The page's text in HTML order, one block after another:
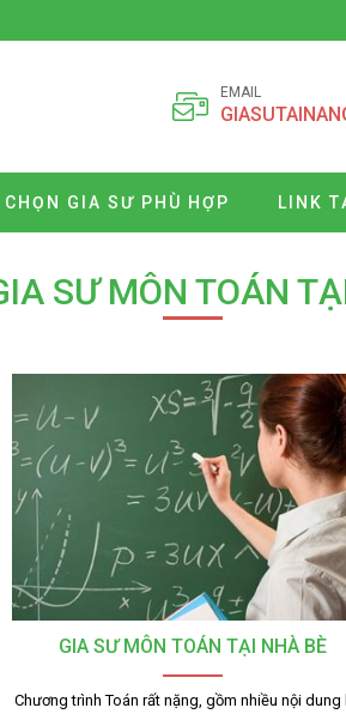
EMAIL
CHỌN GIA SƯ PHÙ HỢP LINK
SƯ MÔN TOÁN
GIA SƯ MÔN TOÁN TẠI NHÀ BÈ
Chương trình Toán rất nặng, gồm nhiều nội dung